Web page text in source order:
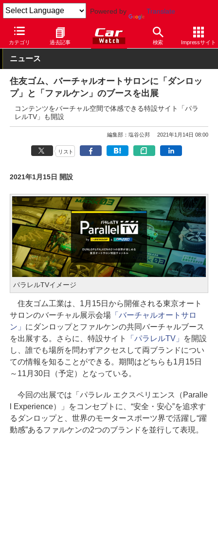
Powered by Translate
カテゴリ 過去記事 検索 Impressサイト
Car Watch イベント 東京オートサロン 2021
ニュース
住友ゴム、バーチャルオートサロンに「ダンロッ
プ」と「ファルケン」のブースを出展
コンテンツをバーチャル空間で体感できる特設サイト「パラ
レルTV」も開設
編集部：塩谷公邦 2021年1月14日 08:00
リスト
2021年1月15日 開設
パラレルTVイメージ
住友ゴム工業は、1月15日から開催される東京オート
サロンのバーチャル展示会場「バーチャルオートサロ
ン」 にダンロップとファルケンの共同バーチャルブース
を出展する。さらに、特設サイト
「パラレルTV」
を開設
し、誰でも場所を問わずアクセスして両ブランドについ
ての情報を知ることができる。期間はどちらも1月15日
～11月30日（予定）となっている。
今回の出展では「パラレル エクスペリエンス（Paralle
l Experience）」をコンセプトに、“安全・安心”を追求す
るダンロップと、世界のモータースポーツ界で活躍し“躍
動感”あるファルケンの2つのブランドを並行して表現。